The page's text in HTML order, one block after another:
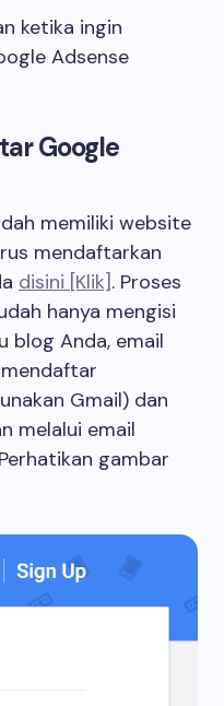
ketika ingin
Adsense
Google
memiliki website
mendaftarkan
disini [Klik]. Proses
hanya mengisi
blog Anda, email
Gmail) dan
melalui email
gambar